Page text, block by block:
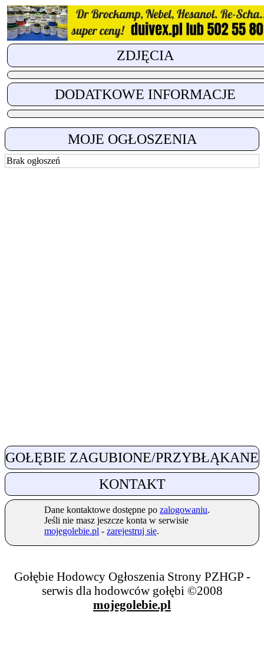
ZDJĘCIA
DODATKOWE INFORMACJE
MOJE OGŁOSZENIA
Brak ogłoszeń
GOŁĘBIE ZAGUBIONE/PRZYBŁĄKANE
KONTAKT
Dane kontaktowe dostępne pozalogowaniu.
Jeśli nie masz jeszcze konta w serwisie
mojegolebie.pl -zarejestruj się.
Gołębie Hodowcy Ogłoszenia Strony PZHGP -
serwis dla hodowców gołębi ©2008
mojegolebie.pl